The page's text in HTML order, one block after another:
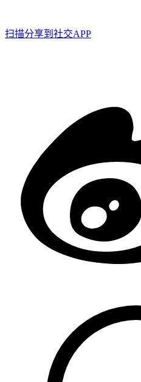
扫描分享到社交APP